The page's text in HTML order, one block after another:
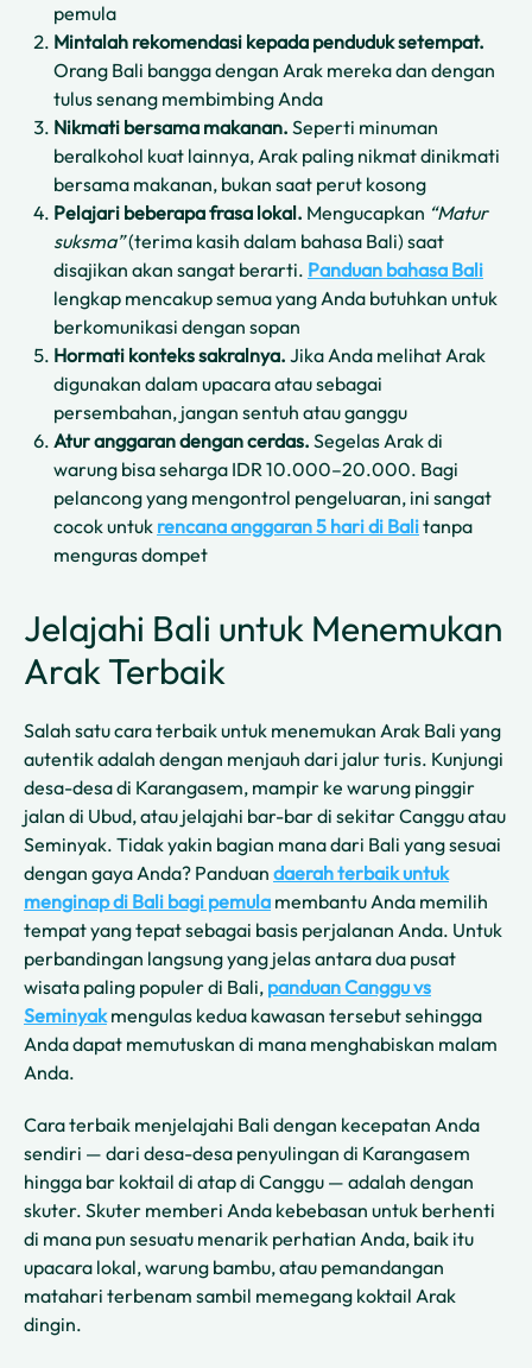
pemula
Mintalah rekomendasi kepada penduduk setempat.
Orang Bali bangga dengan Arak mereka dan dengan
tulus senang membimbing Anda
Nikmati bersama makanan. Seperti minuman
beralkohol kuat lainnya, Arak paling nikmat dinikmati
bersama makanan, bukan saat perut kosong
Pelajari beberapa frasa lokal. Mengucapkan “Matur
suksma”(terima kasih dalam bahasa Bali) saat
disajikan akan sangat berarti. Panduan bahasa Bali
lengkap mencakup semua yang Anda butuhkan untuk
berkomunikasi dengan sopan
Hormati konteks sakralnya. Jika Anda melihat Arak
digunakan dalam upacara atau sebagai
persembahan, jangan sentuh atau ganggu
Atur anggaran dengan cerdas. Segelas Arak di
warung bisa seharga IDR 10.000–20.000. Bagi
pelancong yang mengontrol pengeluaran, ini sangat
cocok untuk rencana anggaran 5 hari di Balitanpa
menguras dompet
Jelajahi Bali untuk Menemukan
Arak Terbaik
Salah satu cara terbaik untuk menemukan Arak Bali yang
autentik adalah dengan menjauh dari jalur turis. Kunjungi
desa-desa di Karangasem, mampir ke warung pinggir
jalan di Ubud, atau jelajahi bar-bar di sekitar Canggu atau
Seminyak. Tidak yakin bagian mana dari Bali yang sesuai
dengan gaya Anda? Panduan daerah terbaik untuk
menginap di Bali bagi pemula membantu Anda memilih
tempat yang tepat sebagai basis perjalanan Anda. Untuk
perbandingan langsung yang jelas antara dua pusat
wisata paling populer di Bali, panduan Canggu vs
Seminyakmengulas kedua kawasan tersebut sehingga
Anda dapat memutuskan di mana menghabiskan malam
Anda.
Cara terbaik menjelajahi Bali dengan kecepatan Anda
sendiri — dari desa-desa penyulingan di Karangasem
hingga bar koktail di atap di Canggu — adalah dengan
skuter. Skuter memberi Anda kebebasan untuk berhenti
di mana pun sesuatu menarik perhatian Anda, baik itu
upacara lokal, warung bambu, atau pemandangan
matahari terbenam sambil memegang koktail Arak
dingin.